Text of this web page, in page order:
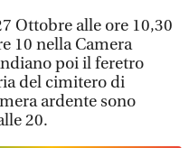
Ottobre alle ore 10,30
10 nella Camera
poi il feretro
del cimitero di
ardente sono
20.